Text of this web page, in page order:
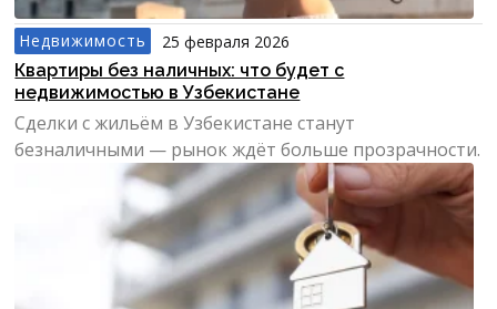
Недвижимость
25 февраля 2026
Квартиры без наличных: что будет с
недвижимостью в Узбекистане
Сделки с жильём в Узбекистане станут
безналичными — рынок ждёт больше прозрачности.